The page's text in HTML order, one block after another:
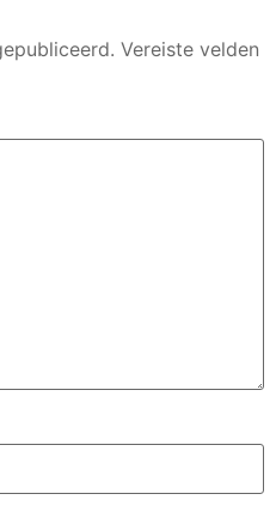
Vereiste velden